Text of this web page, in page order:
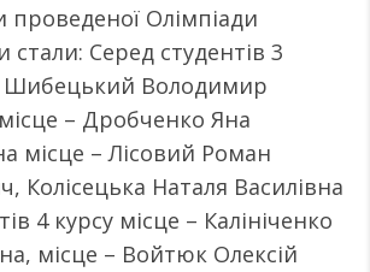
проведеної Олімпіади
Серед студентів 3
Шибецький Володимир
– Дробченко Яна
місце – Лісовий Роман
Колісецька Наталя Василівна
4 курсу місце – Калініченко
місце – Войтюк Олексій